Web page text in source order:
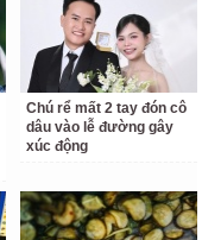
Chú rể mất 2 tay đón cô
dâu vào lễ đường gây
xúc động